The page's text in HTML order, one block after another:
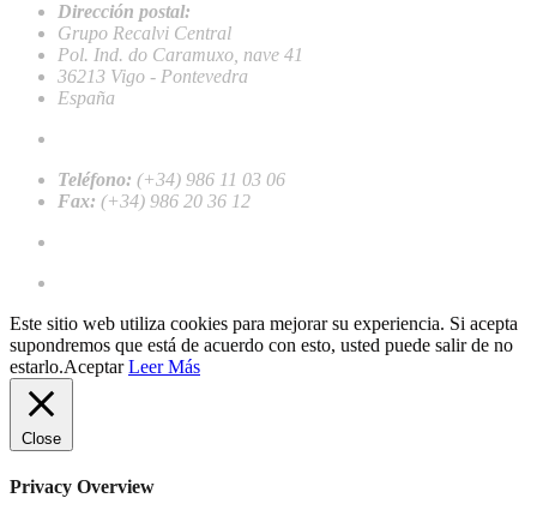
Dirección postal:
Grupo Recalvi Central
Pol. Ind. do Caramuxo, nave 41
36213 Vigo - Pontevedra
España
Teléfono: (+34) 986 11 03 06
Fax: (+34) 986 20 36 12
Este sitio web utiliza cookies para mejorar su experiencia. Si acepta
supondremos que está de acuerdo con esto, usted puede salir de no
estarlo.Aceptar Leer Más
Close
Privacy Overview